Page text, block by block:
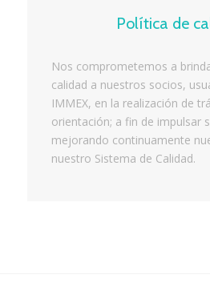
Política de
Nos comprometemos a
calidad a nuestros socios,
IMMEX, en la realización de
orientación; a fin de impulsar
mejorando continuamente
nuestro Sistema de Calidad.